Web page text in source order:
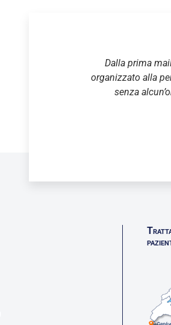
Dalla prima
organizzato alla
senza